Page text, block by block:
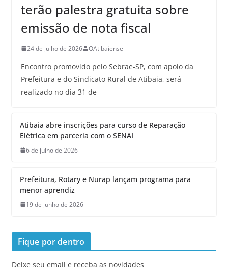
terão palestra gratuita sobre
emissão de nota fiscal
24 de julho de 2026 OAtibaiense
Encontro promovido pelo Sebrae-SP, com apoio da
Prefeitura e do Sindicato Rural de Atibaia, será
realizado no dia 31 de
Atibaia abre inscrições para curso de Reparação
Elétrica em parceria com o SENAI
6 de julho de 2026
Prefeitura, Rotary e Nurap lançam programa para
menor aprendiz
19 de junho de 2026
Fique por dentro
Deixe seu email e receba as novidades